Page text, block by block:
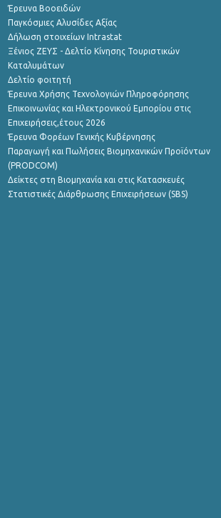
Έρευνα Βοοειδών
Παγκόσμιες Αλυσίδες Αξίας
Δήλωση στοιχείων Intrastat
Ξένιος ΖΕΥΣ - Δελτίο Κίνησης Τουριστικών
Καταλυμάτων
Δελτίο φοιτητή
Έρευνα Χρήσης Τεχνολογιών Πληροφόρησης
Επικοινωνίας και Ηλεκτρονικού Εμπορίου στις
Επιχειρήσεις,έτους 2026
Έρευνα Φορέων Γενικής Κυβέρνησης
Παραγωγή και Πωλήσεις Βιομηχανικών Προϊόντων
(PRODCOM)
Δείκτες στη Βιομηχανία και στις Κατασκευές
Στατιστικές Διάρθρωσης Επιχειρήσεων (SBS)